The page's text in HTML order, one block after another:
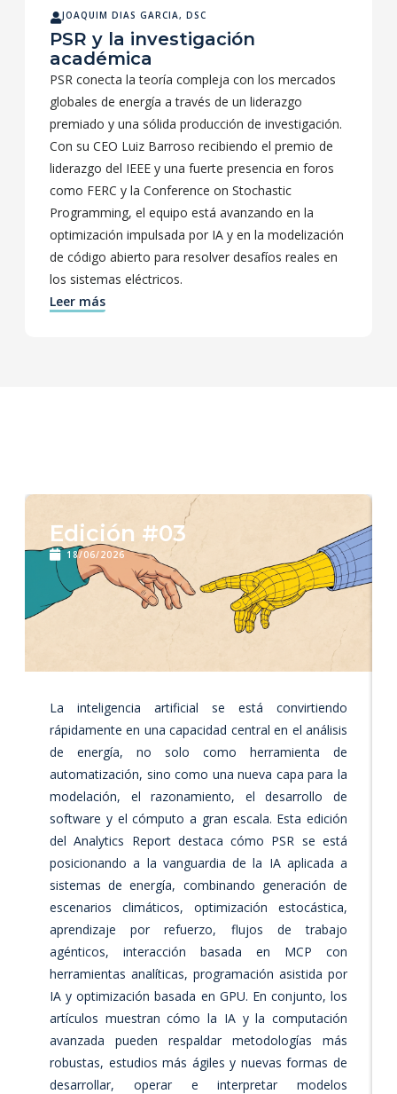
JOAQUIM DIAS GARCIA, DSC
PSR y la investigación
académica
PSR conecta la teoría compleja con los mercados
globales de energía a través de un liderazgo
premiado y una sólida producción de investigación.
Con su CEO Luiz Barroso recibiendo el premio de
liderazgo del IEEE y una fuerte presencia en foros
como FERC y la Conference on Stochastic
Programming, el equipo está avanzando en la
optimización impulsada por IA y en la modelización
de código abierto para resolver desafíos reales en
los sistemas eléctricos.
Leer más
Edición #03
18/06/2026
La inteligencia artificial se está convirtiendo
rápidamente en una capacidad central en el análisis
de energía, no solo como herramienta de
automatización, sino como una nueva capa para la
modelación, el razonamiento, el desarrollo de
software y el cómputo a gran escala. Esta edición
del Analytics Report destaca cómo PSR se está
posicionando a la vanguardia de la IA aplicada a
sistemas de energía, combinando generación de
escenarios climáticos, optimización estocástica,
aprendizaje por refuerzo, flujos de trabajo
agénticos, interacción basada en MCP con
herramientas analíticas, programación asistida por
IA y optimización basada en GPU. En conjunto, los
artículos muestran cómo la IA y la computación
avanzada pueden respaldar metodologías más
robustas, estudios más ágiles y nuevas formas de
desarrollar, operar e interpretar modelos